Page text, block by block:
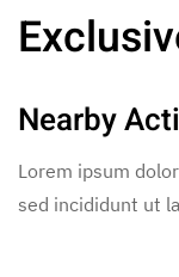
Nearby
Lorem ipsum
sed incididunt ut